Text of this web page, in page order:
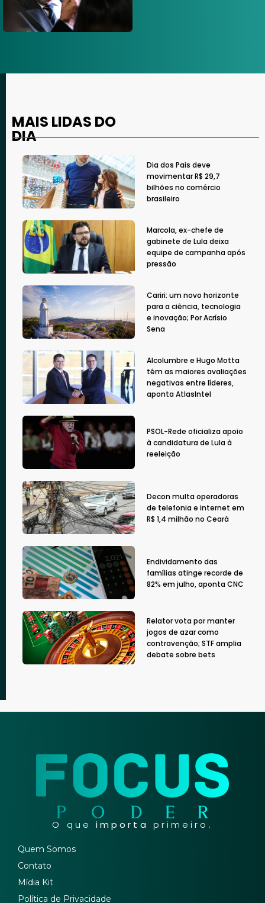
MAIS LIDAS DO
DIA
Dia dos Pais deve
movimentar R$ 29,7
bilhões no comércio
brasileiro
Marcola, ex-chefe de
gabinete de Lula deixa
equipe de campanha após
pressão
Cariri: um novo horizonte
para a ciência, tecnologia
e inovação; Por Acrísio
Sena
Alcolumbre e Hugo Motta
têm as maiores avaliações
negativas entre líderes,
aponta AtlasIntel
PSOL-Rede oficializa apoio
à candidatura de Lula à
reeleição
Decon multa operadoras
de telefonia e internet em
R$ 1,4 milhão no Ceará
Endividamento das
famílias atinge recorde de
82% em julho, aponta CNC
Relator vota por manter
jogos de azar como
contravenção; STF amplia
debate sobre bets
O que importa primeiro.
Quem Somos
Contato
Mídia Kit
Política de Privacidade